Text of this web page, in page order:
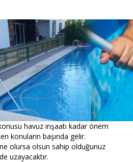
havuz inşaatı kadar önem
konuların başında gelir.
ne olursa olsun sahip olduğunuz
uzayacaktır.